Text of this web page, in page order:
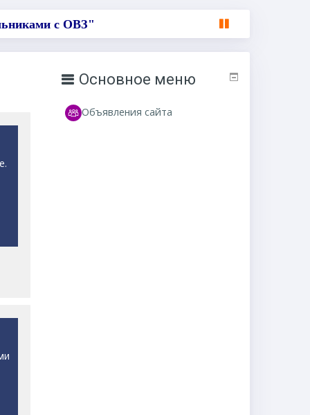
с ОВЗ"
Основное меню
Объявления сайта